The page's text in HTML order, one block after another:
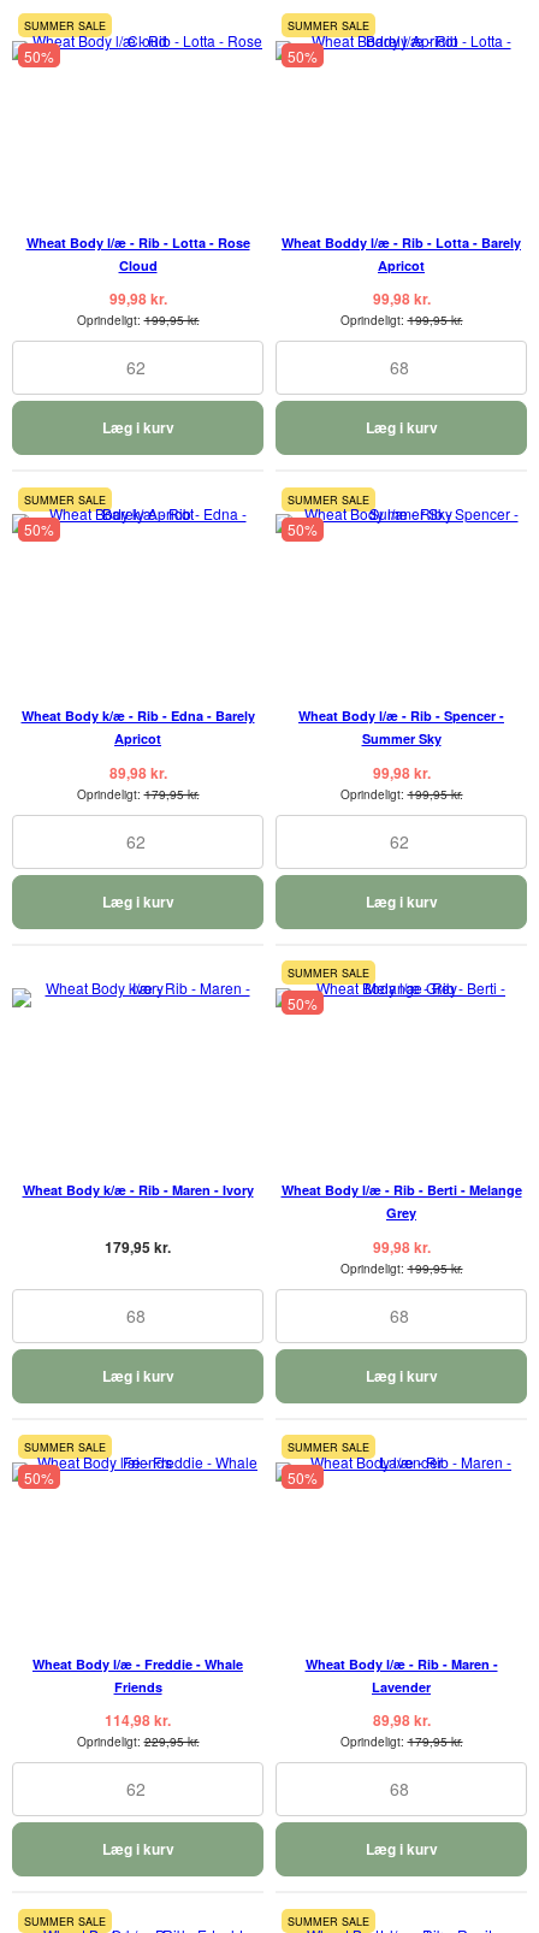
SUMMER SALE
50%
Wheat Body l/æ - Rib - Lotta - Rose
Cloud
99,98 kr.
Oprindeligt:199,95 kr.
62
Læg i kurv
SUMMER SALE
50%
Wheat Boddy l/æ - Rib - Lotta - Barely
Apricot
99,98 kr.
Oprindeligt:199,95 kr.
68
Læg i kurv
SUMMER SALE
50%
Wheat Body k/æ - Rib - Edna - Barely
Apricot
89,98 kr.
Oprindeligt:179,95 kr.
62
Læg i kurv
SUMMER SALE
50%
Wheat Body l/æ - Rib - Spencer -
Summer Sky
99,98 kr.
Oprindeligt:199,95 kr.
62
Læg i kurv
Wheat Body k/æ - Rib - Maren - Ivory
179,95 kr.
68
Læg i kurv
SUMMER SALE
50%
Wheat Body l/æ - Rib - Berti - Melange
Grey
99,98 kr.
Oprindeligt:199,95 kr.
68
Læg i kurv
SUMMER SALE
50%
Wheat Body l/æ - Freddie - Whale
Friends
114,98 kr.
Oprindeligt:229,95 kr.
62
Læg i kurv
SUMMER SALE
50%
Wheat Body l/æ - Rib - Maren -
Lavender
89,98 kr.
Oprindeligt:179,95 kr.
68
Læg i kurv
SUMMER SALE SUMMER SALE